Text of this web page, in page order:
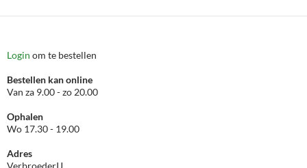
Login om te bestellen
Bestellen kan online
Van za 9.00 - zo 20.00
Ophalen
Wo 17.30 - 19.00
Adres
VerbroederIJ